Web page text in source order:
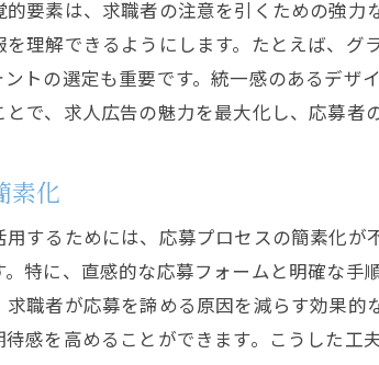
ターゲット
ブランドの
クリエイテ
データ駆動
求人広告を最大
効果的な広
パフォーマ
SEO最適化
要素は、求職者の注意を引くための強
理解できるようにします。たとえば、
トの選定も重要です。統一感のあるデ
で、求人広告の魅力を最大化し、応募者
素化
するためには、応募プロセスの簡素化
特に、直感的な応募フォームと明確な
職者が応募を諦める原因を減らす効果
感を高めることができます。こうした工